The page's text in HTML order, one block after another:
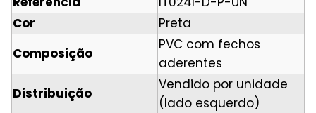
Cor
Preta
Composição
PVC com fechos
aderentes
Distribuição
Vendido por unidade
(lado esquerdo)